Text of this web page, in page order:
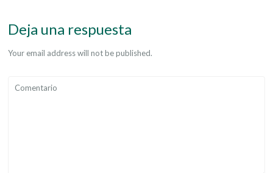
Deja una respuesta
Your email address will not be published.